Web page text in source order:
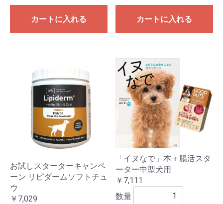
カートに入れる カートに入れる
お試しスターターキャンペ
ーン リピダームソフトチュ
ウ
￥7,029
「イヌなで」本＋腸活スタ
ーター中型犬用
￥7,111
数量